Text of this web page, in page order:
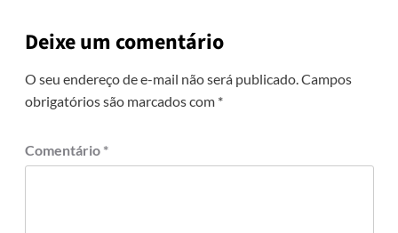
Deixe um comentário
O seu endereço de e-mail não será publicado.Campos
obrigatórios são marcados com *
Comentário *